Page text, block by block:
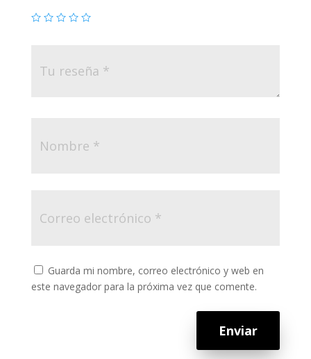
Guarda mi nombre, correo electrónico y web en
este navegador para la próxima vez que comente.
Enviar